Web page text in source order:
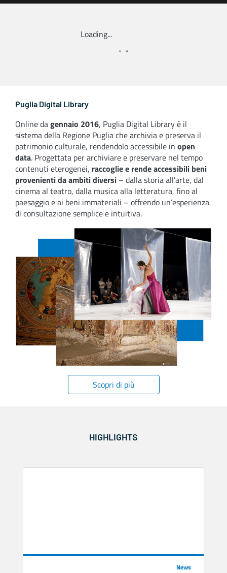
Loading...
Puglia Digital Library
Online dagennaio 2016, Puglia Digital Library è il
sistema della Regione Puglia che archivia e preserva il
patrimonio culturale, rendendolo accessibile in open
data. Progettata per archiviare e preservare nel tempo
contenuti eterogenei, raccoglie e rende accessibili beni
provenienti da ambiti diversi – dalla storia all’arte, dal
cinema al teatro, dalla musica alla letteratura, fino al
paesaggio e ai beni immateriali – offrendo un’esperienza
di consultazione semplice e intuitiva.
Scopri di più
HIGHLIGHTS
News